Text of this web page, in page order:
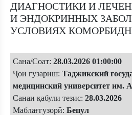
ДИАГНОСТИКИ И
И ЭНДОКРИННЫХ
УСЛОВИЯХ
Сана/Соат: 28.03.2026 01:00:00
Ҷои гузариш: Таджикский
медицинский университет им.
Санаи қабули тезис: 28.03.2026
Маблағгузорӣ: Бепул